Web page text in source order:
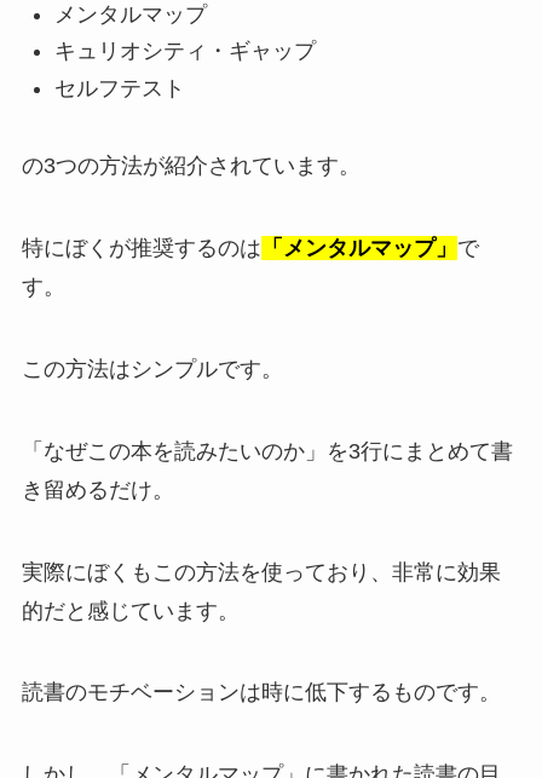
メンタルマップ
キュリオシティ・ギャップ
セルフテスト
の3つの方法が紹介されています。
特にぼくが推奨するのは 「メンタルマップ」 で
す。
この方法はシンプルです。
「なぜこの本を読みたいのか」を3行にまとめて書
き留めるだけ。
実際にぼくもこの方法を使っており、非常に効果
的だと感じています。
読書のモチベーションは時に低下するものです。